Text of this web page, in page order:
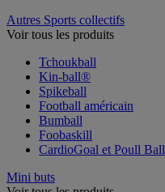
Autres Sports collectifs
Voir tous les produits
Tchoukball
Kin-ball®
Spikeball
Football américain
Bumball
Foobaskill
CardioGoal et Poull Ball
Mini buts